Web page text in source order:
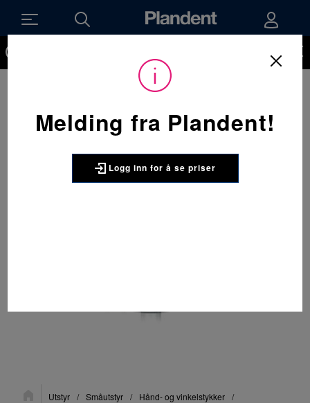
Utstyr / Småutstyr / Hånd- og vinkelstykker /
Melding fra Plandent!
Logg inn for å se priser